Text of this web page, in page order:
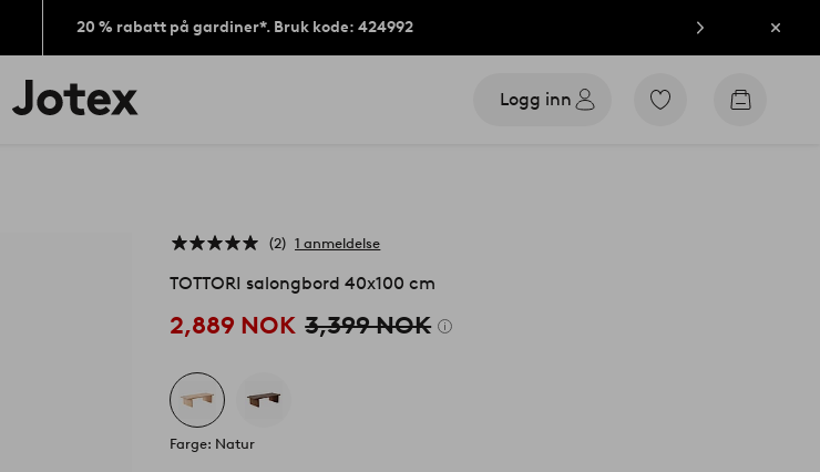
20 % rabatt på gardiner*. Bruk kode: 424992 Lukk
Jotex’
logo
Logg inn
Gå
Gå
2 1 anmeldelse
TOTTORI salongbord 40x100 cm
2,889 NOK 3,399 NOK
Farge: Natur